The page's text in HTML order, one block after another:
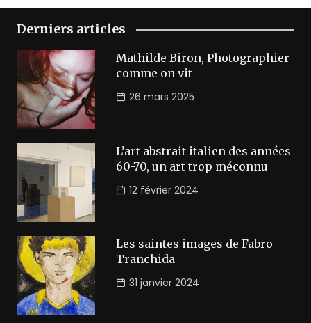
Derniers articles
Mathilde Biron, Photographier
comme on vit
26 mars 2025
L’art abstrait italien des années
60-70, un art trop méconnu
12 février 2024
Les saintes images de Fabro
Tranchida
31 janvier 2024